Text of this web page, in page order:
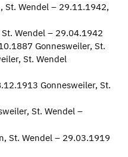
St. Wendel – 29.11.1942,
Wendel – 29.04.1942
Gonnesweiler, St.
St. Wendel
Gonnesweiler, St.
St. Wendel –
St. Wendel – 29.03.1919